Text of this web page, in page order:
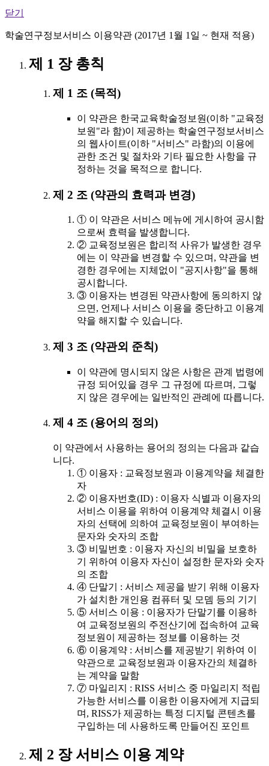
닫기
학술연구정보서비스 이용약관 (2017년 1월 1일 ~ 현재 적용)
제 1 장 총칙
제 1 조 (목적)
이 약관은 한국교육학술정보원(이하 "교육정
보원"라 함)이 제공하는 학술연구정보서비스
의 웹사이트(이하 "서비스" 라함)의 이용에
관한 조건 및 절차와 기타 필요한 사항을 규
정하는 것을 목적으로 합니다.
제 2 조 (약관의 효력과 변경)
① 이 약관은 서비스 메뉴에 게시하여 공시함
으로써 효력을 발생합니다.
② 교육정보원은 합리적 사유가 발생한 경우
에는 이 약관을 변경할 수 있으며, 약관을 변
경한 경우에는 지체없이 "공지사항"을 통해
공시합니다.
③ 이용자는 변경된 약관사항에 동의하지 않
으면, 언제나 서비스 이용을 중단하고 이용계
약을 해지할 수 있습니다.
제 3 조 (약관외 준칙)
이 약관에 명시되지 않은 사항은 관계 법령에
규정 되어있을 경우 그 규정에 따르며, 그렇
지 않은 경우에는 일반적인 관례에 따릅니다.
제 4 조 (용어의 정의)
이 약관에서 사용하는 용어의 정의는 다음과 같습
니다.
① 이용자 : 교육정보원과 이용계약을 체결한
자
② 이용자번호(ID) : 이용자 식별과 이용자의
서비스 이용을 위하여 이용계약 체결시 이용
자의 선택에 의하여 교육정보원이 부여하는
문자와 숫자의 조합
③ 비밀번호 : 이용자 자신의 비밀을 보호하
기 위하여 이용자 자신이 설정한 문자와 숫자
의 조합
④ 단말기 : 서비스 제공을 받기 위해 이용자
가 설치한 개인용 컴퓨터 및 모뎀 등의 기기
⑤ 서비스 이용 : 이용자가 단말기를 이용하
여 교육정보원의 주전산기에 접속하여 교육
정보원이 제공하는 정보를 이용하는 것
⑥ 이용계약 : 서비스를 제공받기 위하여 이
약관으로 교육정보원과 이용자간의 체결하
는 계약을 말함
⑦ 마일리지 : RISS 서비스 중 마일리지 적립
가능한 서비스를 이용한 이용자에게 지급되
며, RISS가 제공하는 특정 디지털 콘텐츠를
구입하는 데 사용하도록 만들어진 포인트
제 2 장 서비스 이용 계약